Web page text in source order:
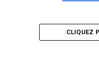
CLIQUEZ